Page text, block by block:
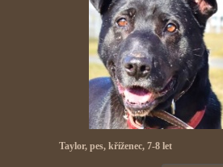
Taylor, pes, kříženec, 7-8 let